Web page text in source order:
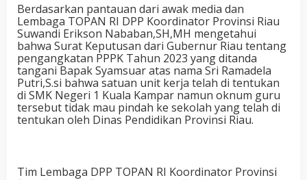
Berdasarkan pantauan dari awak media dan
Lembaga TOPAN RI DPP Koordinator Provinsi Riau
Suwandi Erikson Nababan,SH,MH mengetahui
bahwa Surat Keputusan dari Gubernur Riau tentang
pengangkatan PPPK Tahun 2023 yang ditanda
tangani Bapak Syamsuar atas nama Sri Ramadela
Putri,S.si bahwa satuan unit kerja telah di tentukan
di SMK Negeri 1 Kuala Kampar namun oknum guru
tersebut tidak mau pindah ke sekolah yang telah di
tentukan oleh Dinas Pendidikan Provinsi Riau.
Tim Lembaga DPP TOPAN RI Koordinator Provinsi